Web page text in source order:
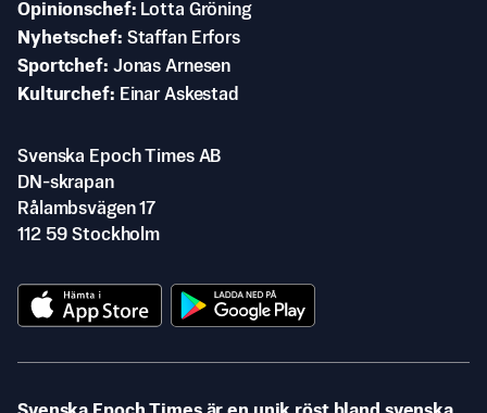
Opinionschef
Lotta Gröning
Nyhetschef Staffan Erfors
Sportchef Jonas Arnesen
Kulturchef
Einar Askestad
Svenska Epoch Times AB
DN-skrapan
Rålambsvägen 17
112 59 Stockholm